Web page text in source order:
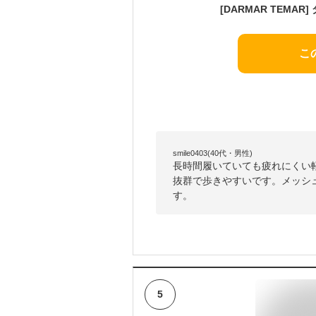
こ
smile0403(40代・男性)
長時間履いていても疲れにく
抜群で歩きやすいです。メッ
す。
5